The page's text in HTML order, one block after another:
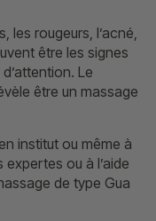
les rougeurs, l’acné,
être les signes
Le
être un massage
institut ou même à
ou à l’aide
de type Gua